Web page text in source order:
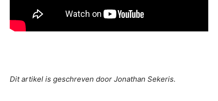
Dit artikel is geschreven door Jonathan Sekeris.